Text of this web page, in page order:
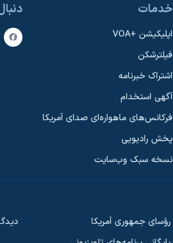
خدمات
اپلیکیشن +VOA
فیلترشکن
اشتراک خبرنامه
آگهی استخدام
فرکانس‌های ماهواره‌ای صدای آمریکا
پخش رادیویی
نسخه سبک وب‌سایت
رؤسای جمهوری آمریکا